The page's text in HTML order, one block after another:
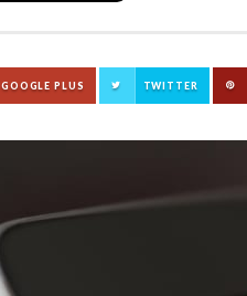
GOOGLE PLUS TWITTER